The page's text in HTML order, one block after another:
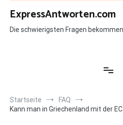
Zum
Inhalt
springen
ExpressAntworten.com
Die schwierigsten Fragen
Startseite
FAQ
Kann man in Griechenland mit der